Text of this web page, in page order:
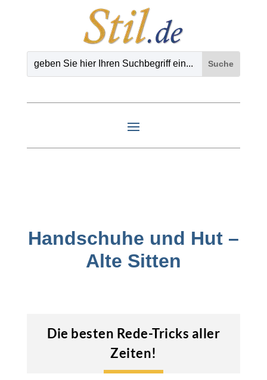
Handschuhe und Hut –
Alte Sitten